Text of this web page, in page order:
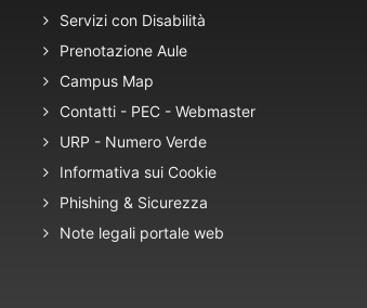
Servizi con Disabilità
Prenotazione Aule
Campus Map
Contatti - PEC - Webmaster
URP - Numero Verde
Informativa sui Cookie
Phishing & Sicurezza
Note legali portale web